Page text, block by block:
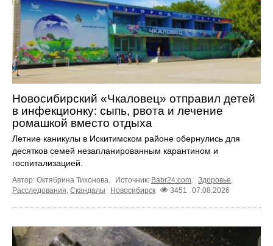
Новосибирский «Чкаловец» отправил детей
в инфекционку: сыпь, рвота и лечение
ромашкой вместо отдыха
Летние каникулы в Искитимском районе обернулись для
десятков семей незапланированным карантином и
госпитализацией.
Автор: Октябрина Тихонова. Источник: Babr24.com. Здоровье,
Расследования, Скандалы Новосибирск 3451 07.08.2026